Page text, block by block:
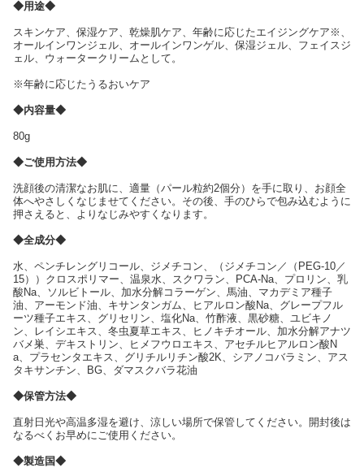
◆用途◆
スキンケア、保湿ケア、乾燥肌ケア、年齢に応じたエイジングケア※、
オールインワンジェル、オールインワンゲル、保湿ジェル、フェイスジ
ェル、ウォータークリームとして。
※年齢に応じたうるおいケア
◆内容量◆
80g
◆ご使用方法◆
洗顔後の清潔なお肌に、適量（パール粒約2個分）を手に取り、お顔全
体へやさしくなじませてください。その後、手のひらで包み込むように
押さえると、よりなじみやすくなります。
◆全成分◆
水、ペンチレングリコール、ジメチコン、（ジメチコン／（PEG-10／
15））クロスポリマー、温泉水、スクワラン、PCA-Na、プロリン、乳
酸Na、ソルビトール、加水分解コラーゲン、馬油、マカデミア種子
油、アーモンド油、キサンタンガム、ヒアルロン酸Na、グレープフル
ーツ種子エキス、グリセリン、塩化Na、竹酢液、黒砂糖、ユビキノ
ン、レイシエキス、冬虫夏草エキス、ヒノキチオール、加水分解アナツ
バメ巣、デキストリン、ヒメフウロエキス、アセチルヒアルロン酸N
a、プラセンタエキス、グリチルリチン酸2K、シアノコバラミン、アス
タキサンチン、BG、ダマスクバラ花油
◆保管方法◆
直射日光や高温多湿を避け、涼しい場所で保管してください。開封後は
なるべくお早めにご使用ください。
◆製造国◆